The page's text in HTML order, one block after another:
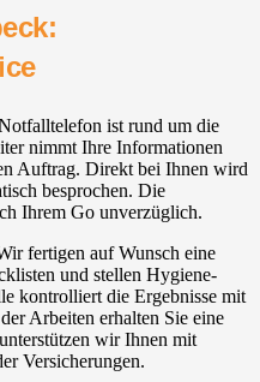
ist rund um die
nimmt Ihre Informationen
Auftrag. Direkt bei Ihnen wird
besprochen. Die
Ihrem Go unverzüglich.
fertigen auf Wunsch eine
und stellen Hygiene-
kontrolliert die Ergebnisse mit
Arbeiten erhalten Sie eine
wir Ihnen mit
Versicherungen.